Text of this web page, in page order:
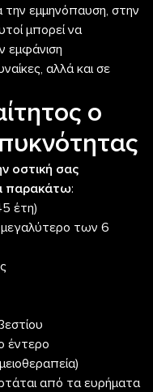
την εμμηνόπαυση, στην
μπορεί να
εμφάνιση
αλλά και σε
ο
οστική σας
παρακάτω:
έτη)
μεγαλύτερο των 6
έντερο
από τα ευρήματα